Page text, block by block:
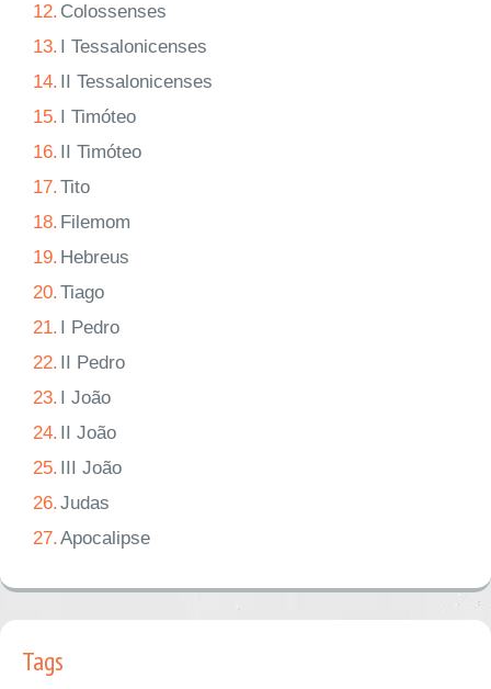
12. Colossenses
13. I Tessalonicenses
14. II Tessalonicenses
15. I Timóteo
16. II Timóteo
17.Tito
18. Filemom
19. Hebreus
20.Tiago
21. I Pedro
22. II Pedro
23. I João
24. II João
25. III João
26.Judas
27.Apocalipse
Tags